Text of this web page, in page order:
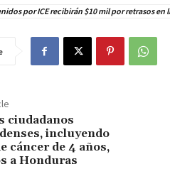
por ICE recibirán $10 mil por retrasos en
ciudadanos
incluyendo
cáncer de 4 años,
a Honduras